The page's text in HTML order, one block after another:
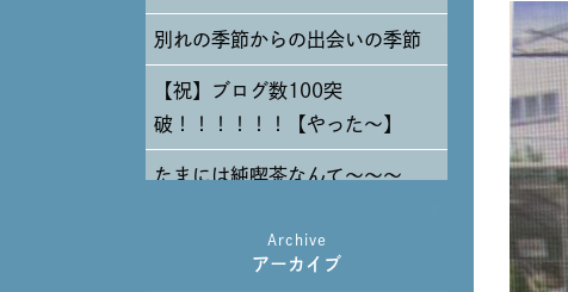
別れの季節からの出会いの季節
【祝】ブログ数100突
破！！！！！！【やった～】
たまには純喫茶なんて～～～
Archive
アーカイブ